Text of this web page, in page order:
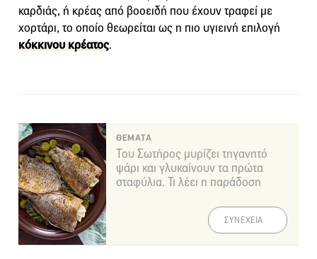
καρδιάς, ή κρέας από βοοειδή που έχουν τραφεί με
χορτάρι, το οποίο θεωρείται ως η πιο υγιεινή επιλογή
κόκκινου κρέατος.
ΘΕΜΑΤΑ
Του Σωτήρος μυρίζει τηγανητό
ψάρι και γλυκαίνουν τα πρώτα
σταφύλια. Τι λέει η παράδοση
ΣΥΝΕΧΕΙΑ